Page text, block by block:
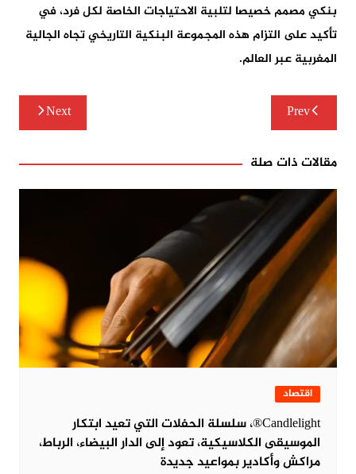
بنكي مصمم خصيصا لتلبية الاحتياجات الخاصة لكل فرد، في
تأكيد على التزام هذه المجموعة البنكية التاريخي تجاه الجالية
المغربية عبر العالم.
تصفّح
المقالات
Prev
Next
مقالات ذات صلة
اقتصاد
Candlelight®، سلسلة الحفلات التي تعيد ابتكار
الموسيقى الكلاسيكية، تعود إلى الدار البيضاء، الرباط،
مراكش وأكادير بمواعيد جديدة